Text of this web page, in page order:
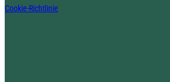
Cookie-Richtlinie